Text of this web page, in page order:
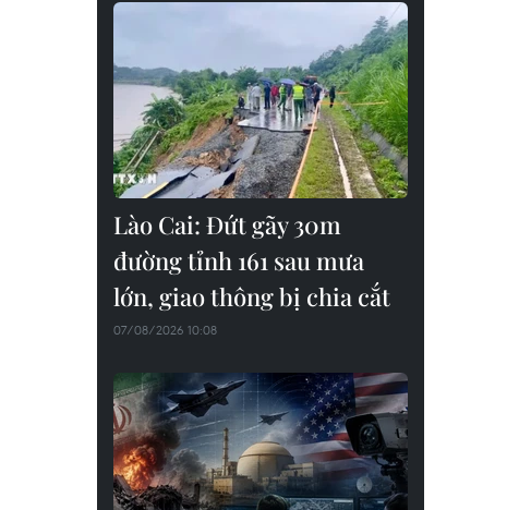
Lào Cai: Đứt gãy 30m
đường tỉnh 161 sau mưa
lớn, giao thông bị chia cắt
07/08/2026 10:08